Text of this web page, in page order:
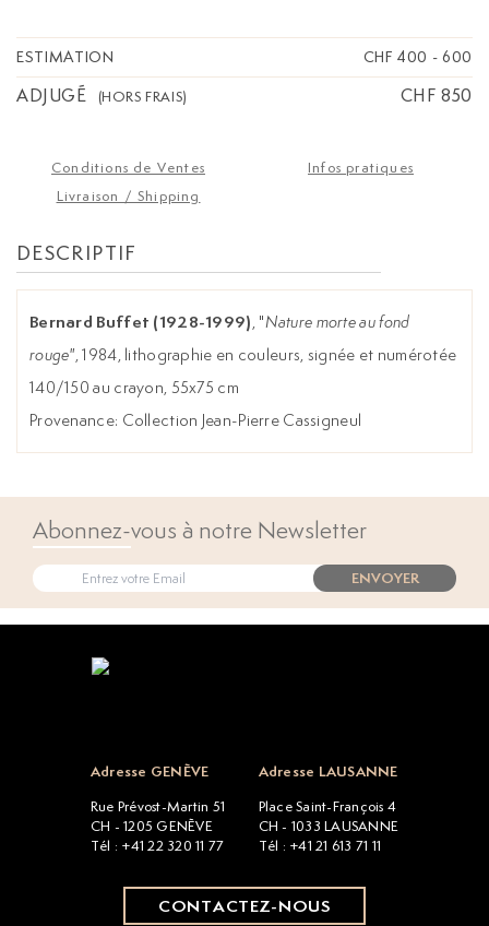
ESTIMATION CHF 400 - 600
ADJUGÉ (HORS FRAIS) CHF 850
Conditions de Ventes
Infos pratiques
Livraison / Shipping
DESCRIPTIF
Bernard Buffet (1928-1999), "Nature morte au fond
rouge", 1984, lithographie en couleurs, signée et numérotée
140/150 au crayon, 55x75 cm
Provenance: Collection Jean-Pierre Cassigneul
Abonnez-vous à notre Newsletter
ENVOYER
Adresse GENÈVE
Rue Prévost-Martin 51
CH - 1205 GENÈVE
Tél : +41 22 320 11 77
Adresse LAUSANNE
Place Saint-François 4
CH - 1033 LAUSANNE
Tél : +41 21 613 71 11
CONTACTEZ-NOUS